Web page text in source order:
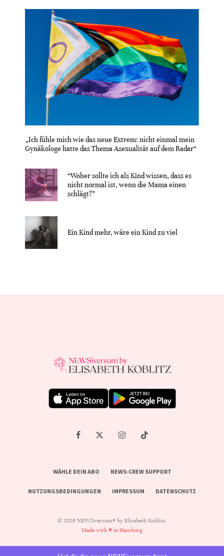
„Ich fühle mich wie das neue Extrem: nicht einmal mein
Gynäkologe hatte das Thema Asexualität auf dem Radar“
“Woher sollte ich als Kind wissen, dass es
nicht normal ist, wenn die Mama einen
schlägt?”
Ein Kind mehr, wäre ein Kind zu viel
WÄHLE DEIN ABO NEWS-CREW SUPPORT
NUTZUNGSBEDINGUNGEN IMPRESSUM DATENSCHUTZ
© 2026 NEWSiversum® by Elisabeth Koblitz.
Made with ♥ in Hamburg